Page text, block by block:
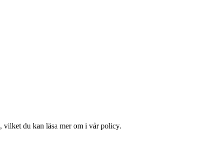
vilket du kan läsa mer om i vår policy.